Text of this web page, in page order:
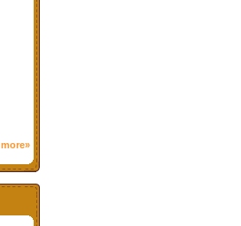
more»